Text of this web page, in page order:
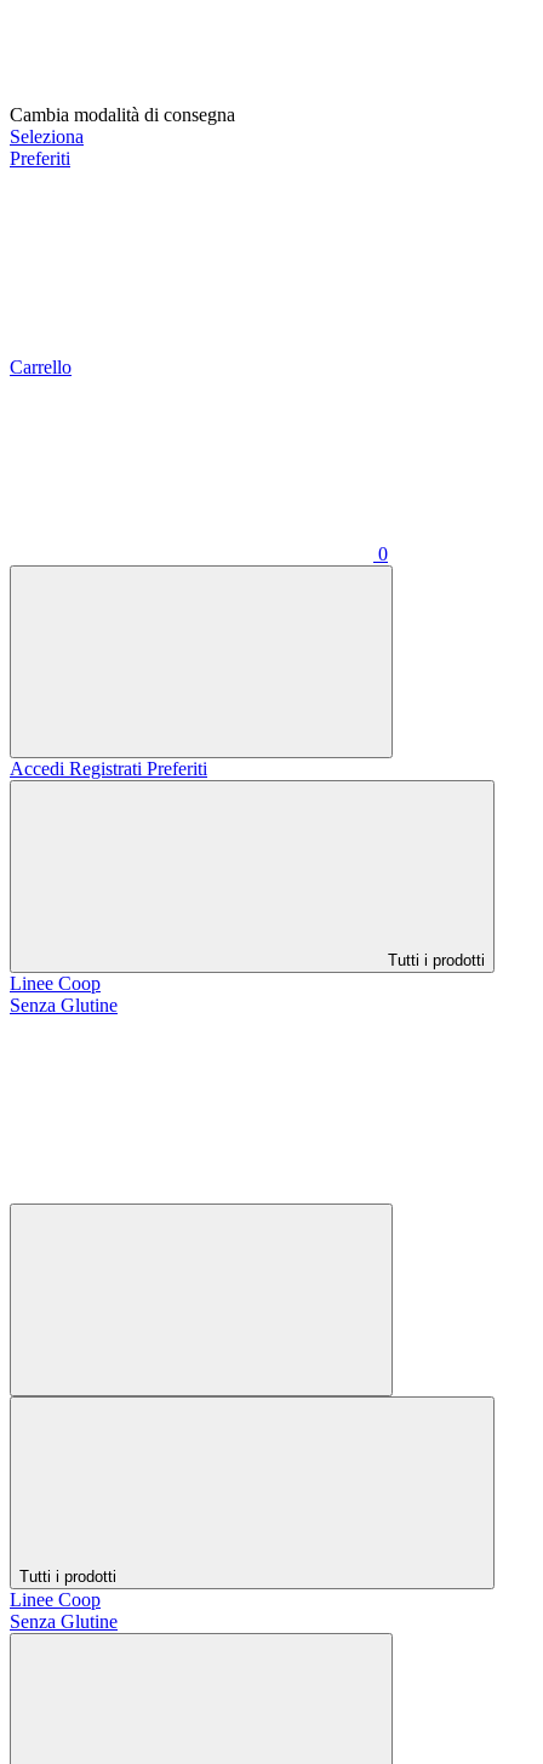
Cambia modalità di consegna
Seleziona
Preferiti
Carrello
0
Accedi Registrati Preferiti
Tutti i prodotti
Linee Coop
Senza Glutine
Tutti i prodotti
Linee Coop
Senza Glutine